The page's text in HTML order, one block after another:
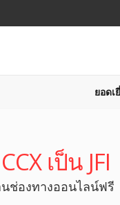
ยอดเ
เป็น JFI
ช่องทางออนไลน์ฟรี